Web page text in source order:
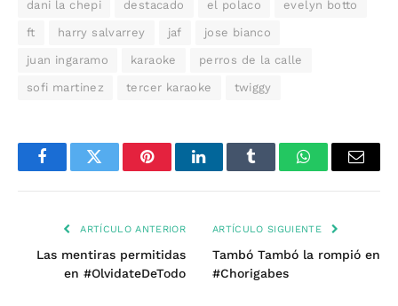
dani la chepi destacado el polaco evelyn botto
ft harry salvarrey jaf jose bianco
juan ingaramo karaoke perros de la calle
sofi martinez tercer karaoke twiggy
FacebookTwitter PinterestLinkedInTumblr WhatsAppEmail
ARTÍCULO ANTERIOR
Las mentiras permitidas
en #OlvidateDeTodo
ARTÍCULO SIGUIENTE
Tambó Tambó la rompió en
#Chorigabes